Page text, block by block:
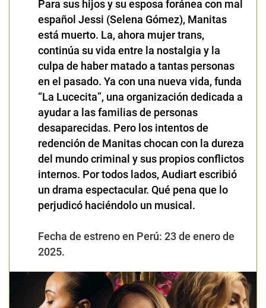
Para sus hijos y su esposa foránea con mal
español Jessi (Selena Gómez), Manitas
está muerto. La, ahora mujer trans,
continúa su vida entre la nostalgia y la
culpa de haber matado a tantas personas
en el pasado. Ya con una nueva vida, funda
“La Lucecita”, una organización dedicada a
ayudar a las familias de personas
desaparecidas. Pero los intentos de
redención de Manitas chocan con la dureza
del mundo criminal y sus propios conflictos
internos. Por todos lados, Audiart escribió
un drama espectacular. Qué pena que lo
perjudicó haciéndolo un musical.
Fecha de estreno en Perú: 23 de enero de
2025.